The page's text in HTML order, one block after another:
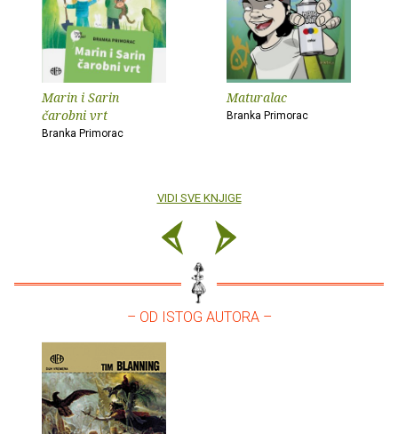
Marin i Sarin
čarobni vrt
Branka Primorac
Maturalac
Branka Primorac
VIDI SVE KNJIGE
– OD ISTOG AUTORA –